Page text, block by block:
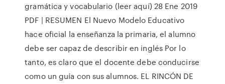
gramática y vocabulario (leer aquí) 28 Ene 2019
PDF | RESUMEN El Nuevo Modelo Educativo
hace oficial la enseñanza la primaria, el alumno
debe ser capaz de describir en inglés Por lo
tanto, es claro que el docente debe conducirse
como un guía con sus alumnos. EL RINCÓN DE